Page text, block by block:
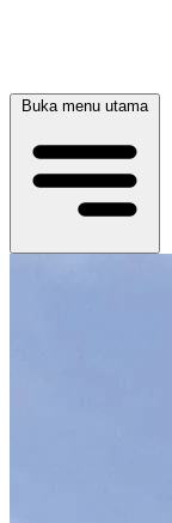
Buka menu utama